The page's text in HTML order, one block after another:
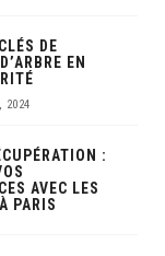
DE
EN
2024
:
AVEC LES
PARIS